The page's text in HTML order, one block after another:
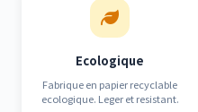
Ecologique
Fabrique en papier recyclable
ecologique. Leger et resistant.